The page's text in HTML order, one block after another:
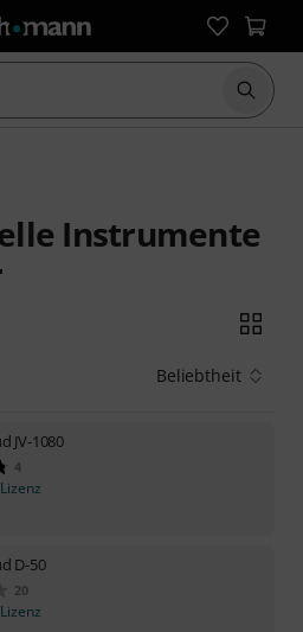
Suche
Instrumente
Beliebtheit
JV-1080
4
D-50
20